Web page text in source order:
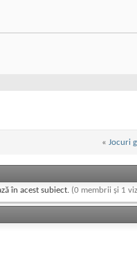
« Jocuri
în acest subiect. (0 membrii și 1